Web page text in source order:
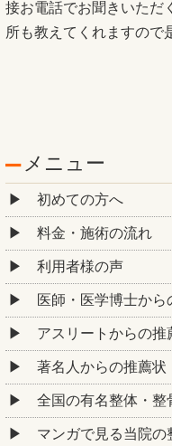
接お電話でお聞きいただ
所も教えてくれますので
メニュー
初めての方へ
料金・施術の流れ
利用者様の声
医師・医学博士から
アスリートからの推
著名人からの推薦状
全国の有名整体・整
マンガで見る当院の